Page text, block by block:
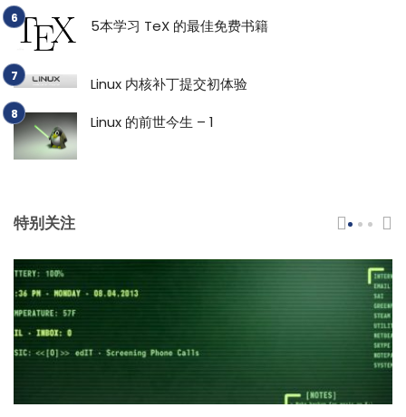
5本学习 TeX 的最佳免费书籍
Linux 内核补丁提交初体验
Linux 的前世今生 – 1
特别关注